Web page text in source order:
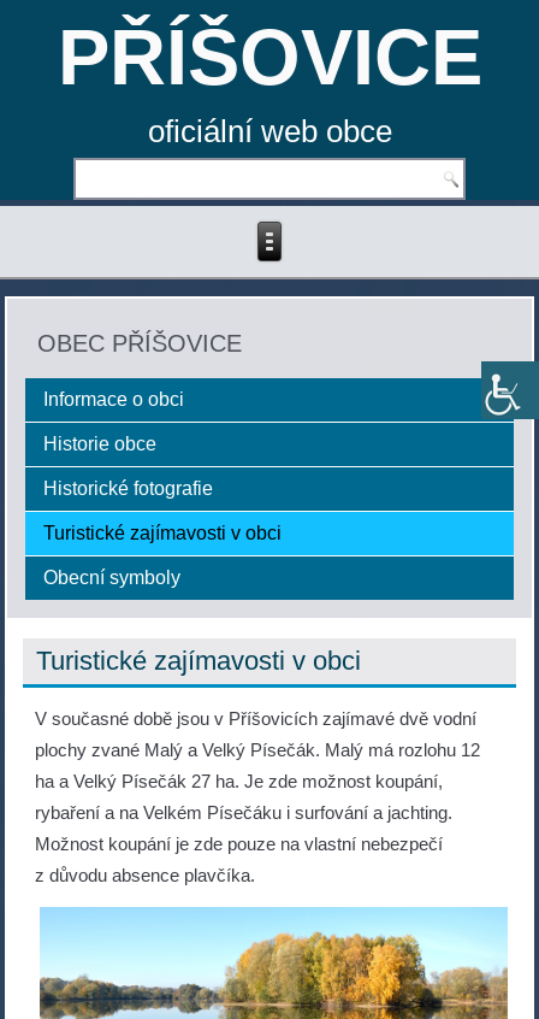
PŘÍŠOVICE
oficiální web obce
OBEC PŘÍŠOVICE
Informace o obci
Historie obce
Historické fotografie
Turistické zajímavosti v obci
Obecní symboly
Turistické zajímavosti v obci
V současné době jsou v Příšovicích zajímavé dvě vodní
plochy zvané Malý a Velký Písečák. Malý má rozlohu 12
ha a Velký Písečák 27 ha. Je zde možnost koupání,
rybaření a na Velkém Písečáku i surfování a jachting.
Možnost koupání je zde pouze na vlastní nebezpečí
z důvodu absence plavčíka.